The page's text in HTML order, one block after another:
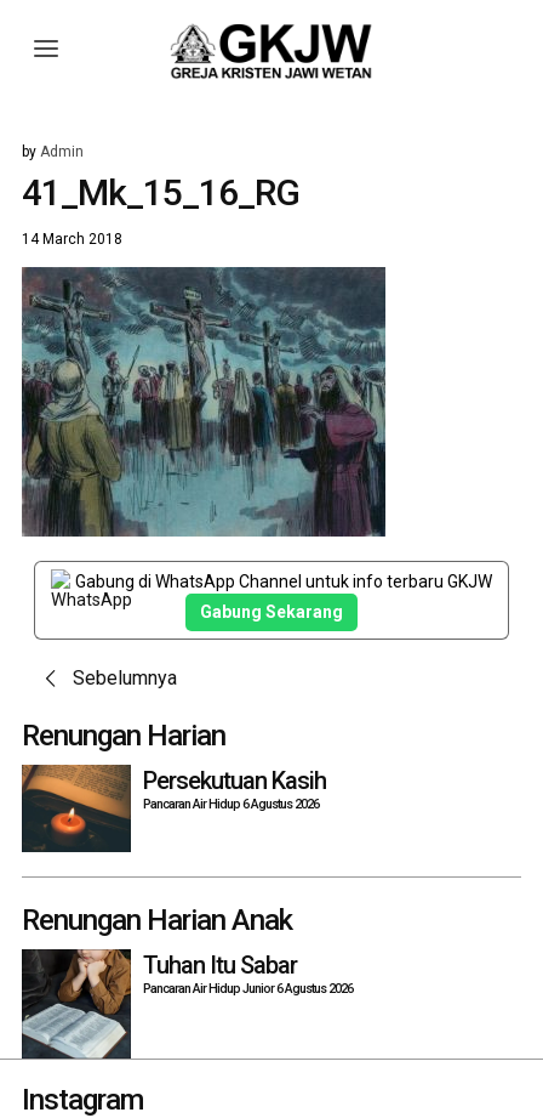
by Admin
41_Mk_15_16_RG
14 March 2018
Gabung di WhatsApp Channel untuk info terbaru GKJW
Gabung Sekarang
Post
navigation
Sebelumnya
Renungan Harian
Persekutuan Kasih
Pancaran Air Hidup 6 Agustus 2026
Renungan Harian Anak
Tuhan Itu Sabar
Pancaran Air Hidup Junior 6 Agustus 2026
Instagram